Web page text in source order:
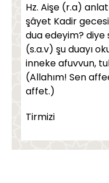
Efendimiz (SAS)
emretmiştir...
İnsanlığın
Aile ve din
Şahitler arasında...
Efendimiz'e
Hz. Aişe (r.a)
şâyet Kadir
dua edeyim?
(s.a.v) şu duayı
inneke afuvvun,
(Allahım! Sen
affet.)
Tirmizi